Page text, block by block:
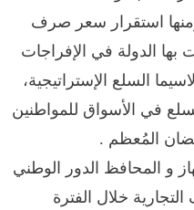
ومنها استقرار سعر صرف
بها الدولة في الإفراجات
السلع الإستراتيجية،
في الأسواق للمواطنين
المُعظم .
و المحافظ الدور الوطني
خلال الفترة